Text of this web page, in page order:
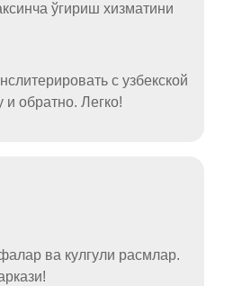
ўгириш хизматини
с узбекской
обратно. Легко!
ва кулгули расмлар.